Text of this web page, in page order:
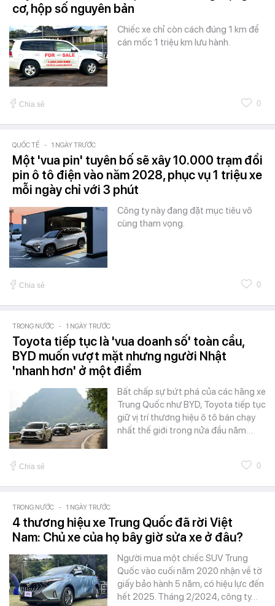
cơ, hộp số nguyên bản
Chiếc xe chỉ còn cách đúng 1 km để
cán mốc 1 triệu km lưu hành.
Chia sẻ 0
QUỐC TẾ - 1 NGÀY TRƯỚC
Một 'vua pin' tuyên bố sẽ xây 10.000 trạm đổi
pin ô tô điện vào năm 2028, phục vụ 1 triệu xe
mỗi ngày chỉ với 3 phút
Công ty này đang đặt mục tiêu vô
cùng tham vọng.
Chia sẻ 0
TRONG NƯỚC - 1 NGÀY TRƯỚC
Toyota tiếp tục là 'vua doanh số' toàn cầu,
BYD muốn vượt mặt nhưng người Nhật
'nhanh hơn' ở một điểm
Bất chấp sự bứt phá của các hãng xe
Trung Quốc như BYD, Toyota tiếp tục
giữ vị trí thương hiệu ô tô bán chạy
nhất thế giới trong nửa đầu năm…
Chia sẻ 0
TRONG NƯỚC - 1 NGÀY TRƯỚC
4 thương hiệu xe Trung Quốc đã rời Việt
Nam: Chủ xe của họ bây giờ sửa xe ở đâu?
Người mua một chiếc SUV Trung
Quốc vào cuối năm 2020 nhận về tờ
giấy bảo hành 5 năm, có hiệu lực đến
hết 2025. Tháng 2/2024, công ty…